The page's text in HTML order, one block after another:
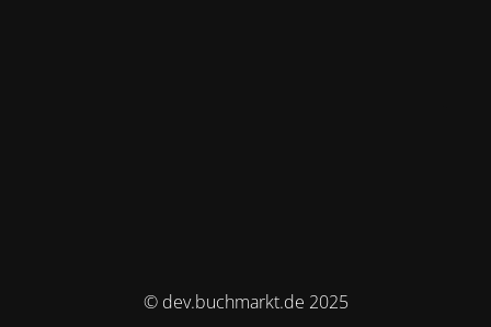
© dev.buchmarkt.de 2025